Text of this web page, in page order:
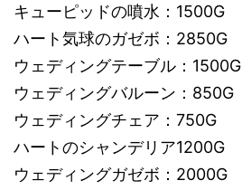
キューピッドの噴水：1500G
ハート気球のガゼボ：2850G
ウェディングテーブル：1500G
ウェディングバルーン：850G
ウェディングチェア：750G
ハートのシャンデリア1200G
ウェディングガゼボ：2000G